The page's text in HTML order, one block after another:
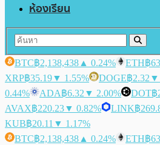
ห้องเรียน
BTC฿2,138,438 ▲ 0.24% ETH฿
XRP฿35.19▼ 1.55% DOGE฿2.32 ▼
0.44%
ADA฿6.32 ▼ 2.00% DOT฿
AVAX฿220.23▼ 0.82% LINK฿
KUB฿20.11 ▼ 1.17%
BTC฿2,138,438 ▲ 0.24% ETH฿